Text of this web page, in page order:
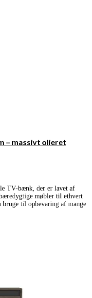
– massivt olieret
TV-bænk, der er lavet af
møbler til ethvert
til opbevaring af mange